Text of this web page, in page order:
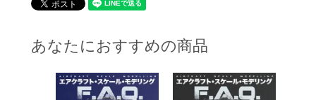
あなたにおすすめの商品